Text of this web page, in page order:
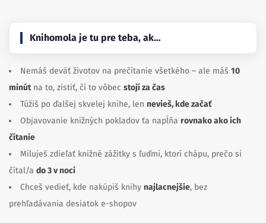
Knihomola je tu pre teba, ak…
Nemáš deväť životov na prečítanie všetkého – ale máš 10
minútna to, zistiť, či to vôbec stojí za čas
Túžiš po ďalšej skvelej knihe, len nevieš, kde začať
Objavovanie knižných pokladov ťa napĺňa rovnako ako ich
čítanie
Miluješ zdieľať knižné zážitky s ľuďmi, ktorí chápu, prečo si
čítal/a do 3 v noci
Chceš vedieť, kde nakúpiš knihy najlacnejšie, bez
prehľadávania desiatok e-shopov